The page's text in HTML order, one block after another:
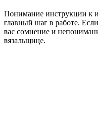
Понимание инструкции к
главный шаг в работе.
вас сомнение и
вязальщице.